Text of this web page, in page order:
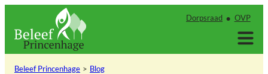
inhoud
Dorpsraad OVP
Beleef Princenhage Blog